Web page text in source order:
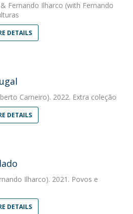
& Fernando Ilharco (with Fernando
DETAILS
Carneiro). 2022. Extra coleção
DETAILS
Ilharco). 2021. Povos e
DETAILS